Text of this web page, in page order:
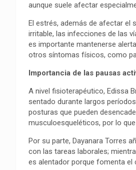
aunque suele afectar
El estrés, además de afectar el
irritable, las infecciones de las
es importante mantenerse
otros síntomas físicos, como
Importancia de las pausas
A nivel fisioterapéutico, Edissa
sentado durante largos
posturas que pueden
musculoesqueléticos, por lo
Por su parte, Dayanara Torres
con las tareas laborales;
es alentador porque fomenta el